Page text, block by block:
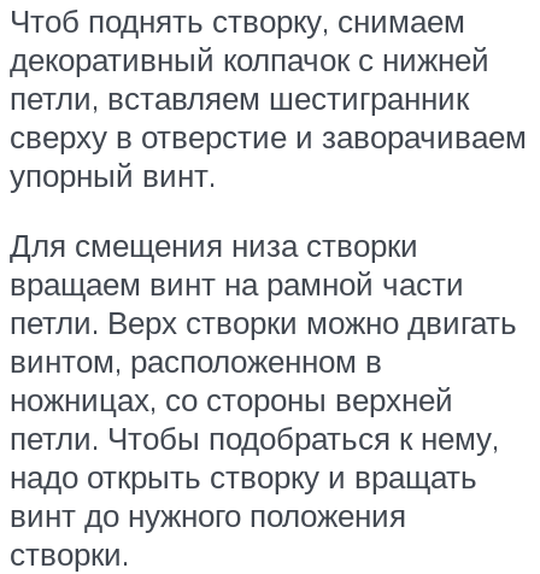
Чтоб поднять створку, снимаем
декоративный колпачок с нижней
петли, вставляем шестигранник
сверху в отверстие и заворачиваем
упорный винт.
Для смещения низа створки
вращаем винт на рамной части
петли. Верх створки можно двигать
винтом, расположенном в
ножницах, со стороны верхней
петли. Чтобы подобраться к нему,
надо открыть створку и вращать
винт до нужного положения
створки.